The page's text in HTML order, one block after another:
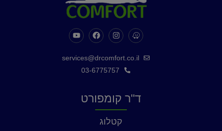
services@drcomfort.co.il
03-6775757
ד"ר קומפורט
קטלוג